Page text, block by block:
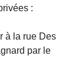
:
à la rue Des
par le